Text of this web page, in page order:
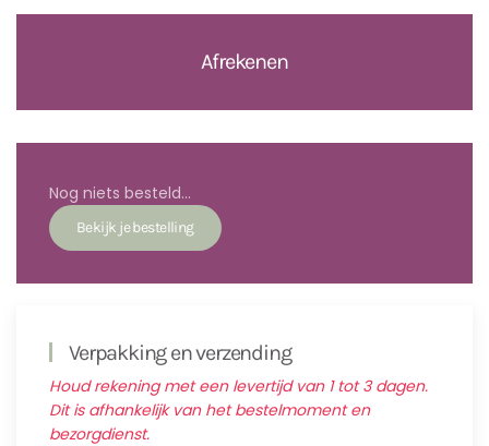
Afrekenen
Nog niets besteld...
Verpakking en verzending
Houd rekening met een levertijd van 1 tot 3 dagen.
Dit is afhankelijk van het bestelmoment en
bezorgdienst.